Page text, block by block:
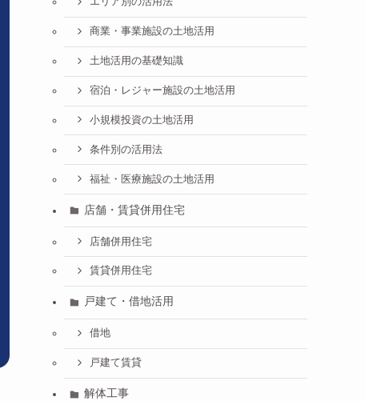
エリア別の活用法
商業・事業施設の土地活用
土地活用の基礎知識
宿泊・レジャー施設の土地活用
小規模投資の土地活用
条件別の活用法
福祉・医療施設の土地活用
店舗・賃貸併用住宅
店舗併用住宅
賃貸併用住宅
戸建て・借地活用
借地
戸建て賃貸
解体工事